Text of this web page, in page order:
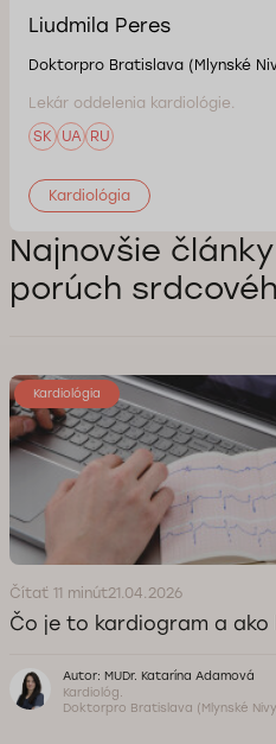
Liudmila Peres
Doktorpro Bratislava (Mlynské
Lekár oddelenia kardiológie.
SK
UA RU
Kardiológia
Najnovšie
porúch
Kardiológia
Čítať 11 minút21.04.2026
Čo je to kardiogram a
Autor: MUDr. Katarína Adamová
Kardiológ.
Doktorpro Bratislava (Mlynské